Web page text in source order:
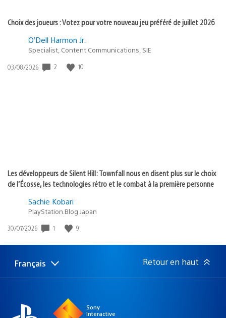
Choix des joueurs : Votez pour votre nouveau jeu préféré de juillet 2026
O’Dell Harmon Jr.
Specialist, Content Communications, SIE
Date
03/08/2026 2 10
Les développeurs de Silent Hill: Townfall nous en disent plus sur le choix
de l’Écosse, les technologies rétro et le combat à la première personne
Sachie Kobari
PlayStation.Blog Japan
Date
publication
30/07/2026 1 9
Choisir
une
Région
actuelle
Français Retour en haut
Sony
Interactive